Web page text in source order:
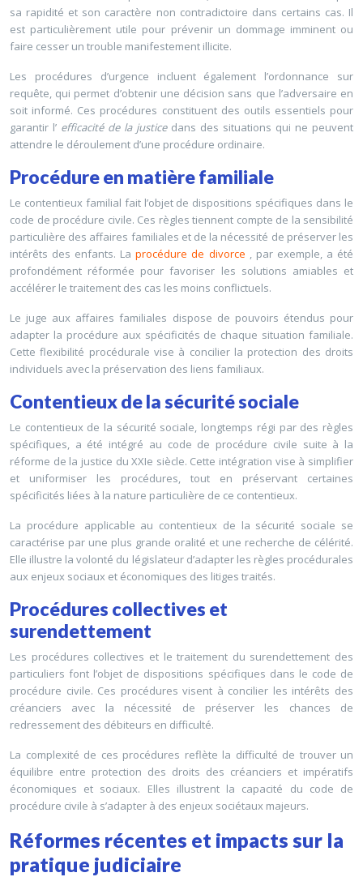
sa rapidité et son caractère non contradictoire dans certains cas. Il
est particulièrement utile pour prévenir un dommage imminent ou
faire cesser un trouble manifestement illicite.
Les procédures d’urgence incluent également l’ordonnance sur
requête, qui permet d’obtenir une décision sans que l’adversaire en
soit informé. Ces procédures constituent des outils essentiels pour
garantir l’ efficacité de la justice dans des situations qui ne peuvent
attendre le déroulement d’une procédure ordinaire.
Procédure en matière familiale
Le contentieux familial fait l’objet de dispositions spécifiques dans le
code de procédure civile. Ces règles tiennent compte de la sensibilité
particulière des affaires familiales et de la nécessité de préserver les
intérêts des enfants. Laprocédure de divorce , par exemple, a été
profondément réformée pour favoriser les solutions amiables et
accélérer le traitement des cas les moins conflictuels.
Le juge aux affaires familiales dispose de pouvoirs étendus pour
adapter la procédure aux spécificités de chaque situation familiale.
Cette flexibilité procédurale vise à concilier la protection des droits
individuels avec la préservation des liens familiaux.
Contentieux de la sécurité sociale
Le contentieux de la sécurité sociale, longtemps régi par des règles
spécifiques, a été intégré au code de procédure civile suite à la
réforme de la justice du XXIe siècle. Cette intégration vise à simplifier
et uniformiser les procédures, tout en préservant certaines
spécificités liées à la nature particulière de ce contentieux.
La procédure applicable au contentieux de la sécurité sociale se
caractérise par une plus grande oralité et une recherche de célérité.
Elle illustre la volonté du législateur d’adapter les règles procédurales
aux enjeux sociaux et économiques des litiges traités.
Procédures collectives et
surendettement
Les procédures collectives et le traitement du surendettement des
particuliers font l’objet de dispositions spécifiques dans le code de
procédure civile. Ces procédures visent à concilier les intérêts des
créanciers avec la nécessité de préserver les chances de
redressement des débiteurs en difficulté.
La complexité de ces procédures reflète la difficulté de trouver un
équilibre entre protection des droits des créanciers et impératifs
économiques et sociaux. Elles illustrent la capacité du code de
procédure civile à s’adapter à des enjeux sociétaux majeurs.
Réformes récentes et impacts sur la
pratique judiciaire